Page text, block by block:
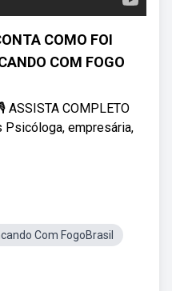
COMO FOI
COM FOGO
ASSISTA COMPLETO
Psicóloga, empresária,
Com FogoBrasil